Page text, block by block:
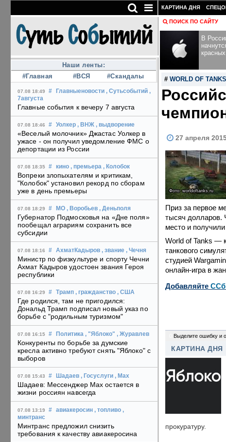
Наши ленты:
#Главная
#ВСЯ #Скандалы
07.08 18:49 # Главныеновости , Сутьсобытий ,
7августа
Главные события к вечеру 7 августа
07.08 18:46 # Уолкер , ВНЖ , выдворение
«Веселый молочник» Джастас Уолкер в
ужасе - он получил уведомление ФМС о
депортации из России
07.08 18:35 # кино , премьера , Колобок
Вопреки злопыхателям и критикам,
"Колобок" установил рекорд по сборам
уже в день премьеры
07.08 18:29 # МО , Воробьев , Деньполя
Губернатор Подмосковья на «Дне поля»
пообещал аграриям сохранить все
субсидии
07.08 18:16 # АхматКадыров , звание , Чечня
Министр по физкультуре и спорту Чечни
Ахмат Кадыров удостоен звания Героя
республики
07.08 16:29 # Трамп , гражданство , США
Где родился, там не пригодился:
Дональд Трамп подписал новый указ по
борьбе с "родильным туризмом"
07.08 16:15 # Политика , "Яблоко" , Журавлев
Конкуренты по борьбе за думские
кресла активно требуют снять "Яблоко" с
выборов
07.08 15:43 # Шадаев , Госуслуги , Max
Шадаев: Мессенджер Max остается в
жизни россиян навсегда
07.08 13:19 # авиакеросин , топливо ,
минтранс
Минтранс предложил снизить
требования к качеству авиакеросина
КАРТИНА ДНЯ
ПОИСК ПО САЙТУ
В
# WORLD OF TANKS
27 апреля
Фото: worldoftanks.ru
Приз за первое
тысяч долларов.
место и
World of Tanks —
танкового
студией
онлайн-игра в
Добавляйте CСб
Выделите ошибку и
КАРТИНА ДНЯ
прокуратуру.